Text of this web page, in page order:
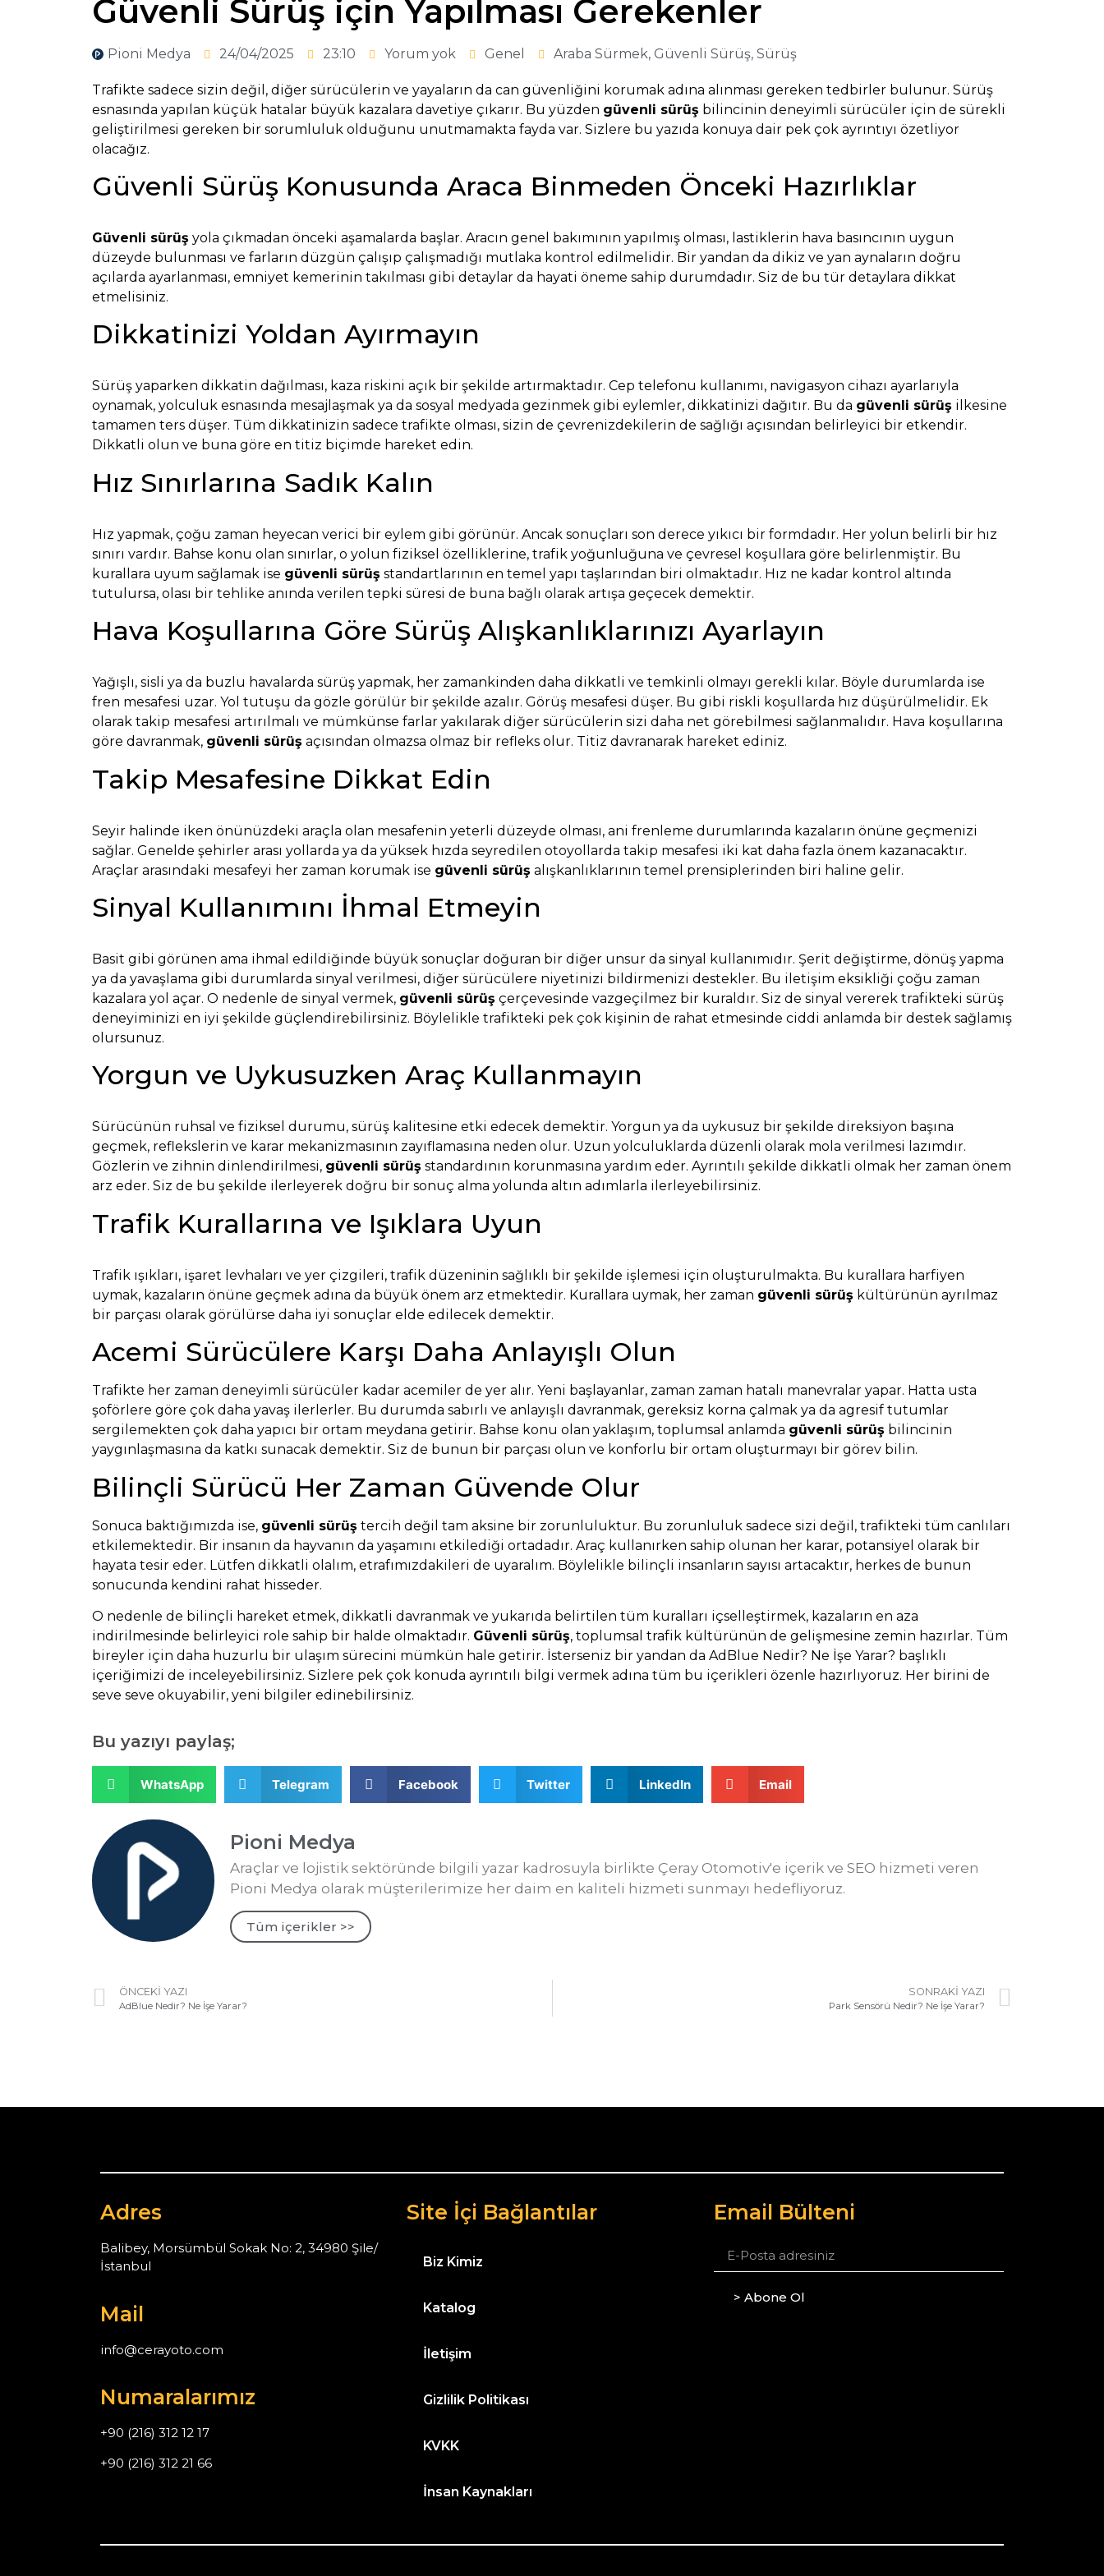
Güvenli Sürüş için Yapılması Gerekenler
Pioni Medya 24/04/2025 23:10 Yorum yok Genel Araba Sürmek, Güvenli Sürüş, Sürüş
Trafikte sadece sizin değil, diğer sürücülerin ve yayaların da can güvenliğini korumak adına alınması gereken tedbirler bulunur. Sürüş
esnasında yapılan küçük hatalar büyük kazalara davetiye çıkarır. Bu yüzden güvenli sürüş bilincinin deneyimli sürücüler için de sürekli
geliştirilmesi gereken bir sorumluluk olduğunu unutmamakta fayda var. Sizlere bu yazıda konuya dair pek çok ayrıntıyı özetliyor
olacağız.
Güvenli Sürüş Konusunda Araca Binmeden Önceki Hazırlıklar
Güvenli sürüş yola çıkmadan önceki aşamalarda başlar. Aracın genel bakımının yapılmış olması, lastiklerin hava basıncının uygun
düzeyde bulunması ve farların düzgün çalışıp çalışmadığı mutlaka kontrol edilmelidir. Bir yandan da dikiz ve yan aynaların doğru
açılarda ayarlanması, emniyet kemerinin takılması gibi detaylar da hayati öneme sahip durumdadır. Siz de bu tür detaylara dikkat
etmelisiniz.
Dikkatinizi Yoldan Ayırmayın
Sürüş yaparken dikkatin dağılması, kaza riskini açık bir şekilde artırmaktadır. Cep telefonu kullanımı, navigasyon cihazı ayarlarıyla
oynamak, yolculuk esnasında mesajlaşmak ya da sosyal medyada gezinmek gibi eylemler, dikkatinizi dağıtır. Bu da güvenli sürüş ilkesine
tamamen ters düşer. Tüm dikkatinizin sadece trafikte olması, sizin de çevrenizdekilerin de sağlığı açısından belirleyici bir etkendir.
Dikkatli olun ve buna göre en titiz biçimde hareket edin.
Hız Sınırlarına Sadık Kalın
Hız yapmak, çoğu zaman heyecan verici bir eylem gibi görünür. Ancak sonuçları son derece yıkıcı bir formdadır. Her yolun belirli bir hız
sınırı vardır. Bahse konu olan sınırlar, o yolun fiziksel özelliklerine, trafik yoğunluğuna ve çevresel koşullara göre belirlenmiştir. Bu
kurallara uyum sağlamak ise güvenli sürüş standartlarının en temel yapı taşlarından biri olmaktadır. Hız ne kadar kontrol altında
tutulursa, olası bir tehlike anında verilen tepki süresi de buna bağlı olarak artışa geçecek demektir.
Hava Koşullarına Göre Sürüş Alışkanlıklarınızı Ayarlayın
Yağışlı, sisli ya da buzlu havalarda sürüş yapmak, her zamankinden daha dikkatli ve temkinli olmayı gerekli kılar. Böyle durumlarda ise
fren mesafesi uzar. Yol tutuşu da gözle görülür bir şekilde azalır. Görüş mesafesi düşer. Bu gibi riskli koşullarda hız düşürülmelidir. Ek
olarak takip mesafesi artırılmalı ve mümkünse farlar yakılarak diğer sürücülerin sizi daha net görebilmesi sağlanmalıdır. Hava koşullarına
göre davranmak, güvenli sürüş açısından olmazsa olmaz bir refleks olur. Titiz davranarak hareket ediniz.
Takip Mesafesine Dikkat Edin
Seyir halinde iken önünüzdeki araçla olan mesafenin yeterli düzeyde olması, ani frenleme durumlarında kazaların önüne geçmenizi
sağlar. Genelde şehirler arası yollarda ya da yüksek hızda seyredilen otoyollarda takip mesafesi iki kat daha fazla önem kazanacaktır.
Araçlar arasındaki mesafeyi her zaman korumak ise güvenli sürüş alışkanlıklarının temel prensiplerinden biri haline gelir.
Sinyal Kullanımını İhmal Etmeyin
Basit gibi görünen ama ihmal edildiğinde büyük sonuçlar doğuran bir diğer unsur da sinyal kullanımıdır. Şerit değiştirme, dönüş yapma
ya da yavaşlama gibi durumlarda sinyal verilmesi, diğer sürücülere niyetinizi bildirmenizi destekler. Bu iletişim eksikliği çoğu zaman
kazalara yol açar. O nedenle de sinyal vermek, güvenli sürüş çerçevesinde vazgeçilmez bir kuraldır. Siz de sinyal vererek trafikteki sürüş
deneyiminizi en iyi şekilde güçlendirebilirsiniz. Böylelikle trafikteki pek çok kişinin de rahat etmesinde ciddi anlamda bir destek sağlamış
olursunuz.
Yorgun ve Uykusuzken Araç Kullanmayın
Sürücünün ruhsal ve fiziksel durumu, sürüş kalitesine etki edecek demektir. Yorgun ya da uykusuz bir şekilde direksiyon başına
geçmek, reflekslerin ve karar mekanizmasının zayıflamasına neden olur. Uzun yolculuklarda düzenli olarak mola verilmesi lazımdır.
Gözlerin ve zihnin dinlendirilmesi, güvenli sürüş standardının korunmasına yardım eder. Ayrıntılı şekilde dikkatli olmak her zaman önem
arz eder. Siz de bu şekilde ilerleyerek doğru bir sonuç alma yolunda altın adımlarla ilerleyebilirsiniz.
Trafik Kurallarına ve Işıklara Uyun
Trafik ışıkları, işaret levhaları ve yer çizgileri, trafik düzeninin sağlıklı bir şekilde işlemesi için oluşturulmakta. Bu kurallara harfiyen
uymak, kazaların önüne geçmek adına da büyük önem arz etmektedir. Kurallara uymak, her zaman güvenli sürüş kültürünün ayrılmaz
bir parçası olarak görülürse daha iyi sonuçlar elde edilecek demektir.
Acemi Sürücülere Karşı Daha Anlayışlı Olun
Trafikte her zaman deneyimli sürücüler kadar acemiler de yer alır. Yeni başlayanlar, zaman zaman hatalı manevralar yapar. Hatta usta
şoförlere göre çok daha yavaş ilerlerler. Bu durumda sabırlı ve anlayışlı davranmak, gereksiz korna çalmak ya da agresif tutumlar
sergilemekten çok daha yapıcı bir ortam meydana getirir. Bahse konu olan yaklaşım, toplumsal anlamda güvenli sürüş bilincinin
yaygınlaşmasına da katkı sunacak demektir. Siz de bunun bir parçası olun ve konforlu bir ortam oluşturmayı bir görev bilin.
Bilinçli Sürücü Her Zaman Güvende Olur
Sonuca baktığımızda ise, güvenli sürüş tercih değil tam aksine bir zorunluluktur. Bu zorunluluk sadece sizi değil, trafikteki tüm canlıları
etkilemektedir. Bir insanın da hayvanın da yaşamını etkilediği ortadadır. Araç kullanırken sahip olunan her karar, potansiyel olarak bir
hayata tesir eder. Lütfen dikkatli olalım, etrafımızdakileri de uyaralım. Böylelikle bilinçli insanların sayısı artacaktır, herkes de bunun
sonucunda kendini rahat hisseder.
O nedenle de bilinçli hareket etmek, dikkatli davranmak ve yukarıda belirtilen tüm kuralları içselleştirmek, kazaların en aza
indirilmesinde belirleyici role sahip bir halde olmaktadır. Güvenli sürüş, toplumsal trafik kültürünün de gelişmesine zemin hazırlar. Tüm
bireyler için daha huzurlu bir ulaşım sürecini mümkün hale getirir. İsterseniz bir yandan da AdBlue Nedir? Ne İşe Yarar? başlıklı
içeriğimizi de inceleyebilirsiniz. Sizlere pek çok konuda ayrıntılı bilgi vermek adına tüm bu içerikleri özenle hazırlıyoruz. Her birini de
seve seve okuyabilir, yeni bilgiler edinebilirsiniz.
Bu yazıyı paylaş;
WhatsApp Telegram Facebook Twitter LinkedIn Email
Pioni Medya
Araçlar ve lojistik sektöründe bilgili yazar kadrosuyla birlikte Çeray Otomotiv'e içerik ve SEO hizmeti veren
Pioni Medya olarak müşterilerimize her daim en kaliteli hizmeti sunmayı hedefliyoruz.
Tüm içerikler >>
ÖNCEKI YAZI
AdBlue Nedir? Ne İşe Yarar?
SONRAKI YAZI
Park Sensörü Nedir? Ne İşe Yarar?
Adres
Balibey, Morsümbül Sokak No: 2, 34980 Şile/
İstanbul
Mail
info@cerayoto.com
Numaralarımız
+90 (216) 312 12 17
+90 (216) 312 21 66
Site İçi Bağlantılar
Biz Kimiz
Katalog
İletişim
Gizlilik Politikası
KVKK
İnsan Kaynakları
Email Bülteni
> Abone Ol